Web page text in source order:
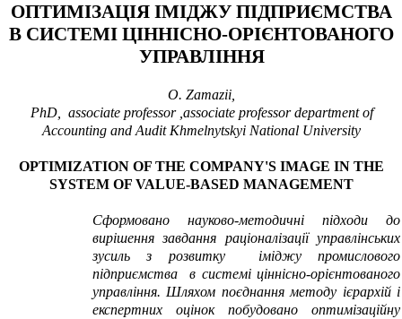
ОПТИМІЗАЦІЯ ІМІДЖУ ПІДПРИЄМСТВА
В СИСТЕМІ ЦІННІСНО-ОРІЄНТОВАНОГО
УПРАВЛІННЯ
О. Zamazii,
PhD, associate professor associate professor department of
Accounting and Audit Khmelnytskyi National University
OPTIMIZATION OF THE COMPANY'S IMAGE IN THE
SYSTEM OF VALUE-BASED MANAGEMENT
Сформовано науково-методичні підходи до
вирішення завдання раціоналізації управлінських
зусиль з розвитку іміджу промислового
підприємства в системі ціннісно-орієнтованого
управління. Шляхом поєднання методу ієрархій і
експертних оцінок побудовано оптимізаційну